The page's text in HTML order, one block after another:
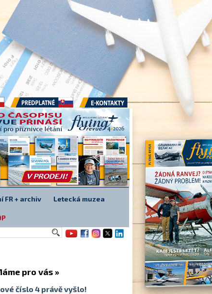
pro vás »
číslo 4 právě vyšlo!
Předplatné E-kontakty
FR + archiv Letecká muzea